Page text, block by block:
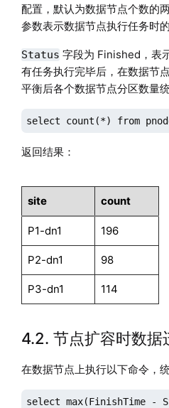
配置，默认为数据节点个数的两
参数表示数据节点执行任务时
Status 字段为 Finished，表
有任务执行完毕后，在数据节
平衡后各个数据节点分区数量统
select count(*) from
返回结果：
site count
P1-dn1 196
P2-dn1 98
P3-dn1 114
4.2. 节点扩容时数据
在数据节点上执行以下命令，
select max(FinishTime -